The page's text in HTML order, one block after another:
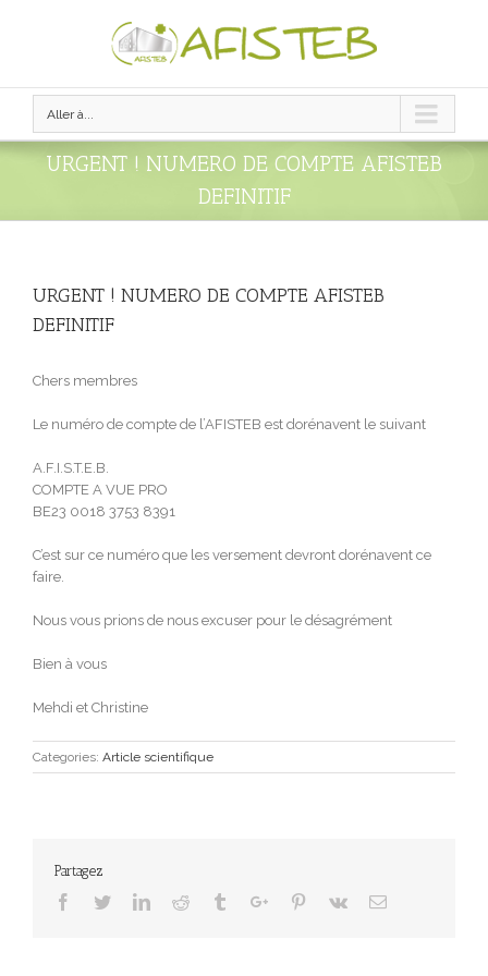
Aller à...
URGENT ! NUMERO DE COMPTE AFISTEB
DEFINITIF
URGENT ! NUMERO DE COMPTE AFISTEB
DEFINITIF
Chers membres
Le numéro de compte de l’AFISTEB est dorénavent le suivant
A.F.I.S.T.E.B.
COMPTE A VUE PRO
BE23 0018 3753 8391
C’est sur ce numéro que les versement devront dorénavent ce
faire.
Nous vous prions de nous excuser pour le désagrément
Bien à vous
Mehdi et Christine
Categories: Article scientifique
Partagez
Facebook
TwitterLinkedinReddit TumblrGoogle+Pinterest
Vk Email